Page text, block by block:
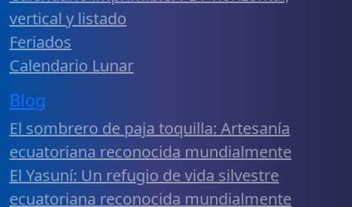
vertical y listado
Feriados
Calendario Lunar
Blog
El sombrero de paja toquilla: Artesanía
ecuatoriana reconocida mundialmente
El Yasuní: Un refugio de vida silvestre
ecuatoriana reconocida mundialmente